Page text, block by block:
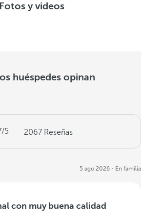
Fotos y videos
huéspedes opinan
/5 2067 Reseñas
5 ago 2026 En familia
con muy buena calidad